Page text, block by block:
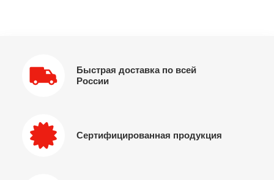
Быстрая доставка по всей
России
Сертифицированная продукция